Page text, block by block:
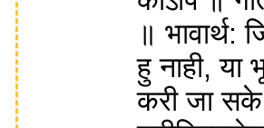
॥ भावार्थ:
हु नाही, या
करी जा सके